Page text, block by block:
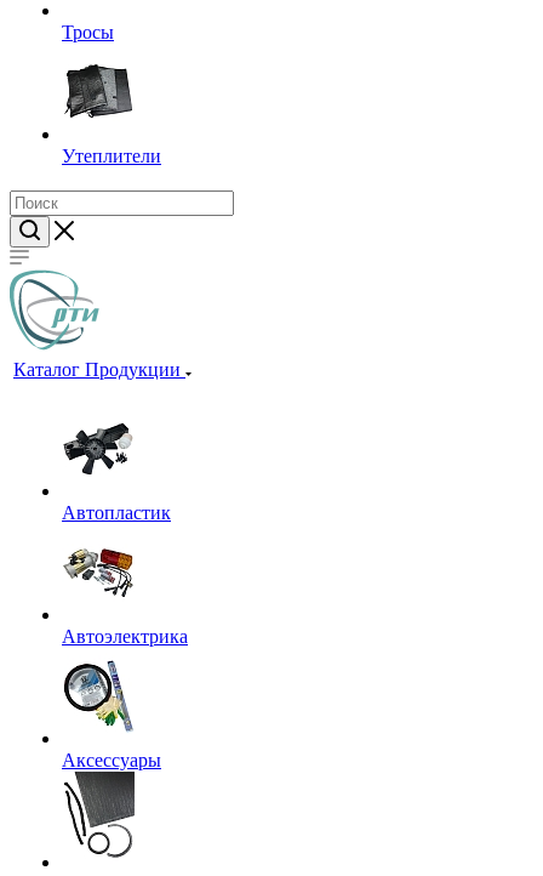
Тросы
Утеплители
Каталог Продукции
Автопластик
Автоэлектрика
Аксессуары